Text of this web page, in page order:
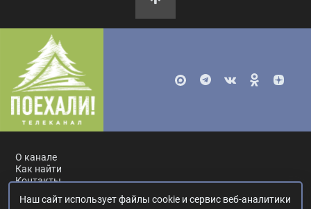
О канале
Как найти
Контакты
Наш сайт использует файлы cookie и сервис веб-аналитики